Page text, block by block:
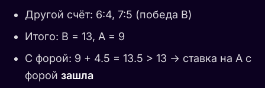
Другой счёт: 6:4, 7:5 (победа B)
Итого: B = 13, A = 9
С форой: 9 + 4.5 = 13.5 > 13 → ставка на A с
форой зашла